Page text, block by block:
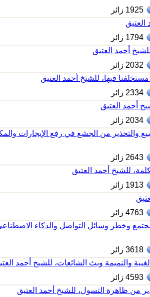
1925 زائر
العتيق
1794 زائر
أحمد العتيق
2032 زائر
فيها، للشيخ أحمد العتيق
2334 زائر
أحمد العتيق
2034 زائر
والتحذير من الجشع في رفع الإيجارات
2643 زائر
للشيخ أحمد العتيق
1913 زائر
4763 زائر
وخطر وسائل التواصل والذكاء
3618 زائر
والنميمة وبث الشائعات، للشيخ أحمد
4593 زائر
من ظاهرة التسول، للشيخ أحمد العتيق